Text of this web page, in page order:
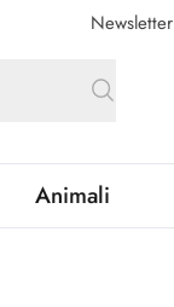
Newsletter
Animali